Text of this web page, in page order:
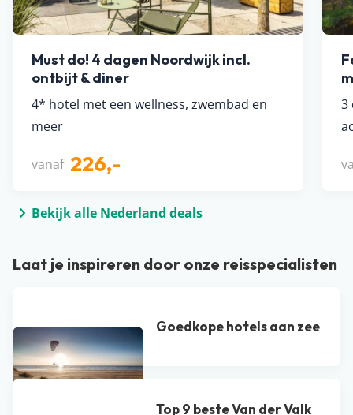
Must do! 4 dagen Noordwijk incl.
ontbijt & diner
4* hotel met een wellness, zwembad en
meer
vanaf 226,-
3
Bekijk alle Nederland deals
Laat je inspireren door onze reisspecialisten
Goedkope hotels aan zee
Top 9 beste Van der Valk